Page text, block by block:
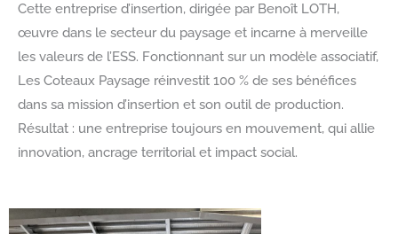
Cette entreprise d’insertion, dirigée par Benoît LOTH,
œuvre dans le secteur du paysage et incarne à merveille
les valeurs de l’ESS. Fonctionnant sur un modèle associatif,
Les Coteaux Paysage réinvestit 100 % de ses bénéfices
dans sa mission d’insertion et son outil de production.
Résultat : une entreprise toujours en mouvement, qui allie
innovation, ancrage territorial et impact social.